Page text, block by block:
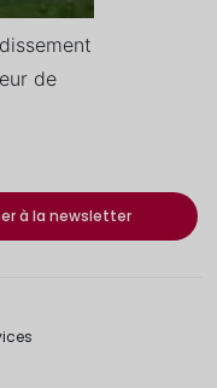
de
à la newsletter